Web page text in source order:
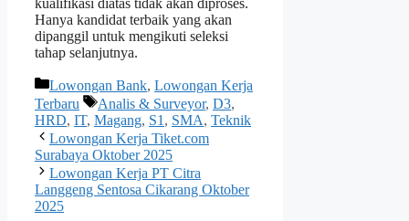
Hanya kandidat terbaik yang akan
dipanggil untuk mengikuti seleksi
tahap selanjutnya.
Kategori
Lowongan Bank, Lowongan Kerja
Terbaru
Tag
Analis & Surveyor, D3,
HRD, IT, Magang, S1 , SMA, Teknik
Lowongan Kerja Tiket.com
Surabaya Oktober 2025
Lowongan Kerja PT Citra
Langgeng Sentosa Cikarang Oktober
2025